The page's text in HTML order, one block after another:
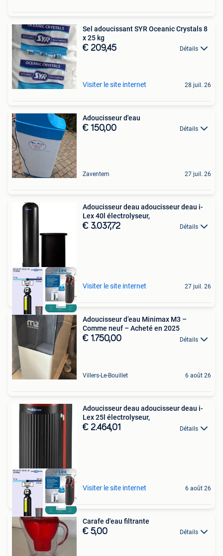
Sel adoucissant SYR Oceanic Crystals 8
x 25 kg
€ 209,45 Détails
Visiter le site internet 28 juil. 26
Adoucisseur d'eau
€ 150,00 Détails
Zaventem 27 juil. 26
Adoucisseur deau adoucisseur deau i-
Lex 40l électrolyseur,
€ 3.037,72 Détails
Visiter le site internet 27 juil. 26
Adoucisseur d’eau Minimax M3 –
Comme neuf – Acheté en 2025
€ 1.750,00 Détails
Villers-Le-Bouillet 6 août 26
Adoucisseur deau adoucisseur deau i-
Lex 25l électrolyseur,
€ 2.464,01 Détails
Visiter le site internet 6 août 26
Carafe d'eau filtrante
€ 5,00 Détails